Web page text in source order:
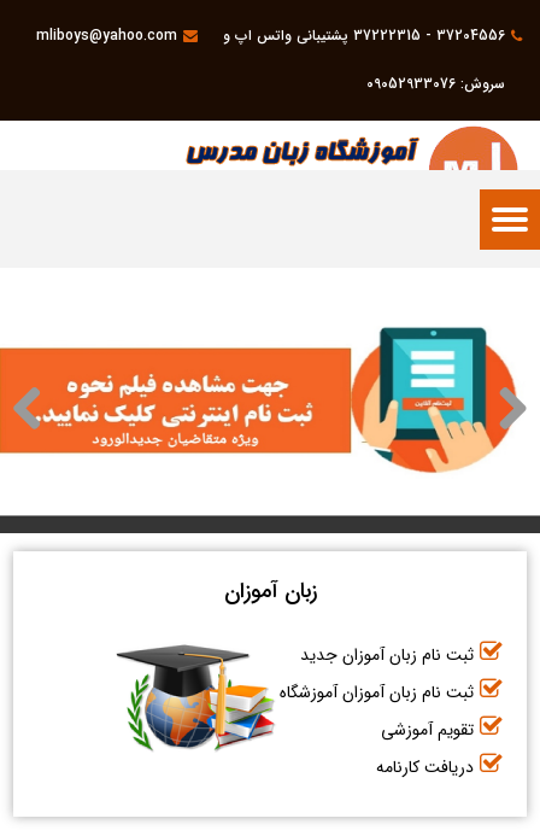
37204556 - 37222315 پشتیبانی واتس اپ و
سروش: 09052933076
mliboys@yahoo.com
09052933076
زبان آموزان
ثبت نام زبان آموزان جدید
ثبت نام زبان آموزان آموزشگاه
تقویم آموزشی
دریافت کارنامه